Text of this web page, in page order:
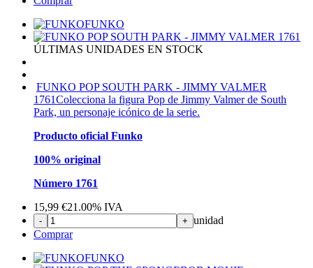
FUNKO
ÚLTIMAS UNIDADES EN STOCK
FUNKO POP SOUTH PARK - JIMMY VALMER
1761Colecciona la figura Pop de Jimmy Valmer de South
Park, un personaje icónico de la serie.
Producto oficial Funko
100% original
Número 1761
15,99 €21.00% IVA
- + unidad
Comprar
FUNKO